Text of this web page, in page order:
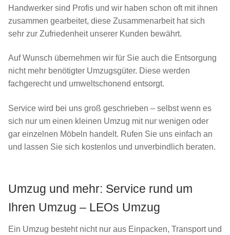
Handwerker sind Profis und wir haben schon oft mit ihnen
zusammen gearbeitet, diese Zusammenarbeit hat sich
sehr zur Zufriedenheit unserer Kunden bewährt.
Auf Wunsch übernehmen wir für Sie auch die Entsorgung
nicht mehr benötigter Umzugsgüter. Diese werden
fachgerecht und umweltschonend entsorgt.
Service wird bei uns groß geschrieben – selbst wenn es
sich nur um einen kleinen Umzug mit nur wenigen oder
gar einzelnen Möbeln handelt. Rufen Sie uns einfach an
und lassen Sie sich kostenlos und unverbindlich beraten.
Umzug und mehr: Service rund um
Ihren Umzug – LEOs Umzug
Ein Umzug besteht nicht nur aus Einpacken, Transport und